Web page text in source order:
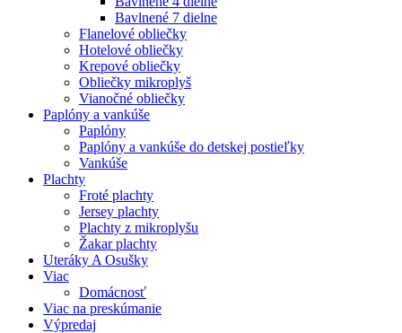
Bavlnené 7 dielne
Flanelové obliečky
Hotelové obliečky
Krepové obliečky
Obliečky mikroplyš
Vianočné obliečky
Paplóny a vankúše
Paplóny
Paplóny a vankúše do detskej postieľky
Vankúše
Plachty
Froté plachty
Jersey plachty
Plachty z mikroplyšu
Žakar plachty
Uteráky A Osušky
Viac
Domácnosť
Viac na preskúmanie
Výpredaj